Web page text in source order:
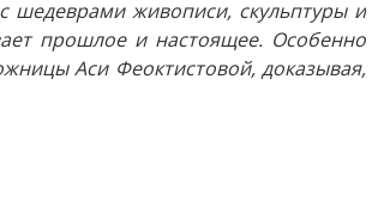
шедеврами живописи, скульптуры и
прошлое и настоящее. Особенно
Аси Феоктистовой, доказывая,